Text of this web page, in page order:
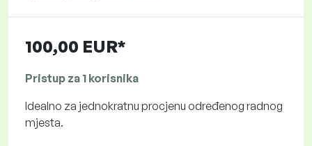
100,00 EUR*
Pristup za 1 korisnika
Idealno za jednokratnu procjenu određenog radnog
mjesta.